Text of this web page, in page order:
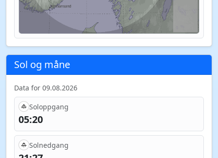
Sol og måne
Data for 09.08.2026
Soloppgang
05:20
Solnedgang